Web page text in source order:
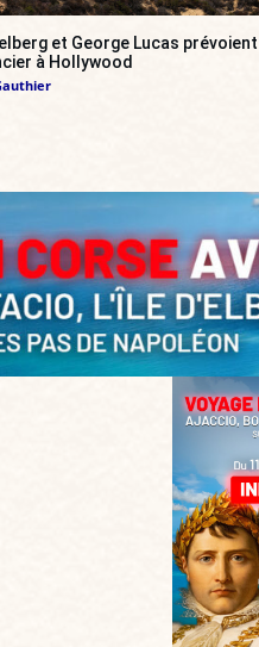
et George Lucas prévoient
à Hollywood